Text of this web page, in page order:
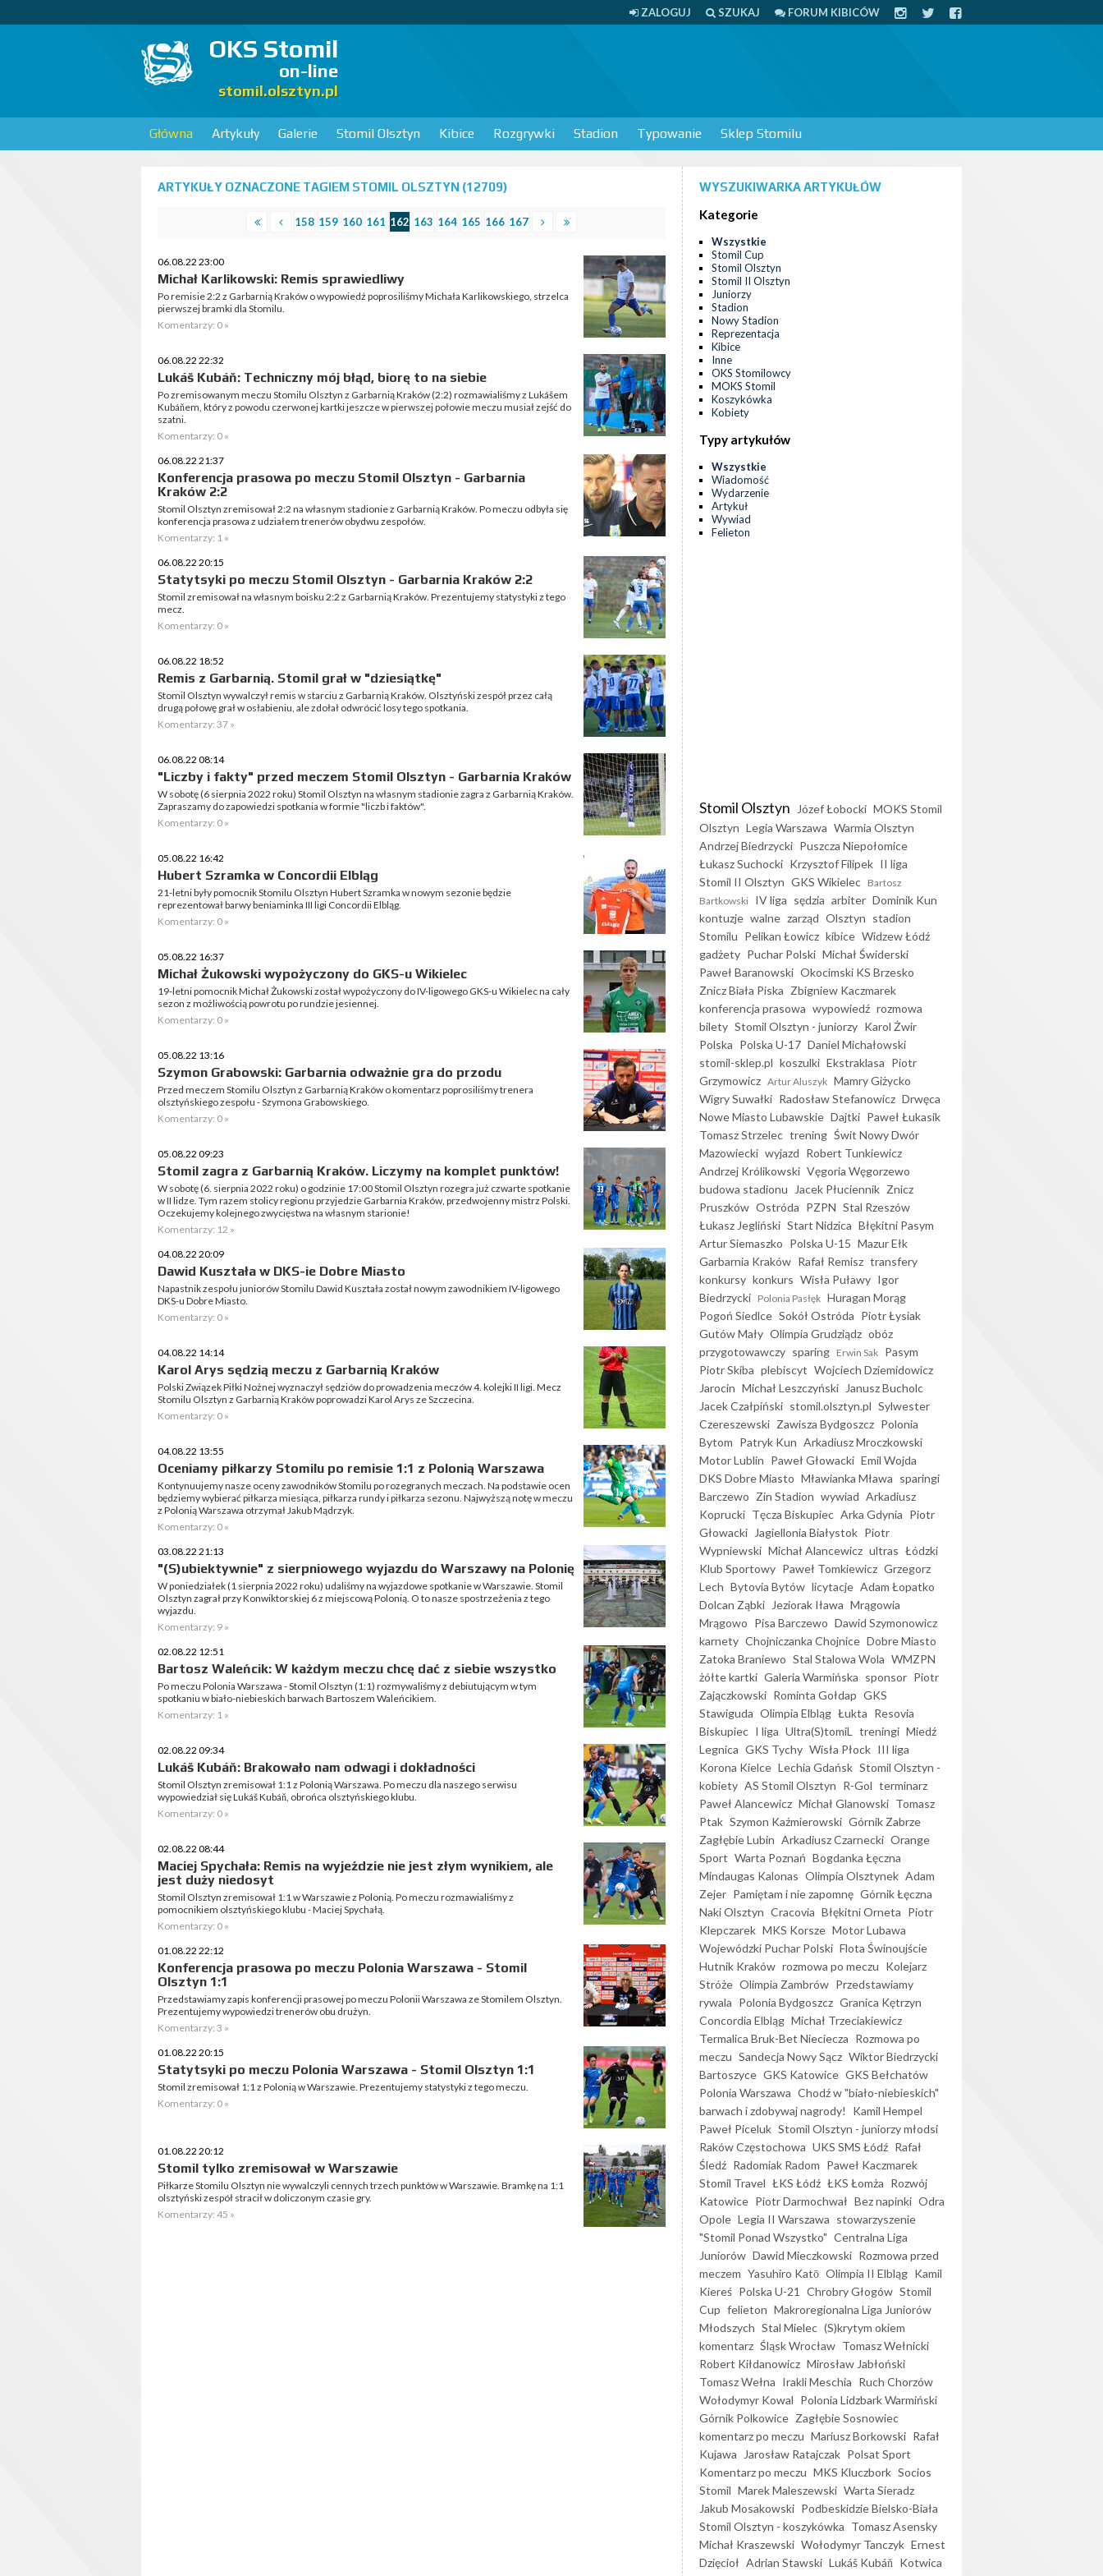
ZALOGUJ SZUKAJ FORUM KIBICÓW
OKS Stomil
on-line
stomil.olsztyn.pl
Główna Artykuły Galerie Stomil Olsztyn Kibice Rozgrywki Stadion Typowanie Sklep Stomilu
ARTYKUŁY OZNACZONE TAGIEM STOMIL OLSZTYN (12709)
158 159 160 161 162 163 164 165 166 167
06.08.22 23:00
Michał Karlikowski: Remis sprawiedliwy
Po remisie 2:2 z Garbarnią Kraków o wypowiedź poprosiliśmy Michała Karlikowskiego, strzelca
pierwszej bramki dla Stomilu.
Komentarzy: 0 »
06.08.22 22:32
Lukáš Kubáň: Techniczny mój błąd, biorę to na siebie
Po zremisowanym meczu Stomilu Olsztyn z Garbarnią Kraków (2:2) rozmawialiśmy z Lukášem
Kubáňem, który z powodu czerwonej kartki jeszcze w pierwszej połowie meczu musiał zejść do
szatni.
Komentarzy: 0 »
06.08.22 21:37
Konferencja prasowa po meczu Stomil Olsztyn - Garbarnia
Kraków 2:2
Stomil Olsztyn zremisował 2:2 na własnym stadionie z Garbarnią Kraków. Po meczu odbyła się
konferencja prasowa z udziałem trenerów obydwu zespołów.
Komentarzy: 1 »
06.08.22 20:15
Statytsyki po meczu Stomil Olsztyn - Garbarnia Kraków 2:2
Stomil zremisował na własnym boisku 2:2 z Garbarnią Kraków. Prezentujemy statystyki z tego
mecz.
Komentarzy: 0 »
06.08.22 18:52
Remis z Garbarnią. Stomil grał w "dziesiątkę"
Stomil Olsztyn wywalczył remis w starciu z Garbarnią Kraków. Olsztyński zespół przez całą
drugą połowę grał w osłabieniu, ale zdołał odwrócić losy tego spotkania.
Komentarzy: 37 »
06.08.22 08:14
"Liczby i fakty" przed meczem Stomil Olsztyn - Garbarnia Kraków
W sobotę (6 sierpnia 2022 roku) Stomil Olsztyn na własnym stadionie zagra z Garbarnią Kraków.
Zapraszamy do zapowiedzi spotkania w formie "liczb i faktów".
Komentarzy: 0 »
05.08.22 16:42
Hubert Szramka w Concordii Elbląg
21-letni były pomocnik Stomilu Olsztyn Hubert Szramka w nowym sezonie będzie
reprezentował barwy beniaminka III ligi Concordii Elbląg.
Komentarzy: 0 »
05.08.22 16:37
Michał Żukowski wypożyczony do GKS-u Wikielec
19-letni pomocnik Michał Żukowski został wypożyczony do IV-ligowego GKS-u Wikielec na cały
sezon z możliwością powrotu po rundzie jesiennej.
Komentarzy: 0 »
05.08.22 13:16
Szymon Grabowski: Garbarnia odważnie gra do przodu
Przed meczem Stomilu Olsztyn z Garbarnią Kraków o komentarz poprosiliśmy trenera
olsztyńskiego zespołu - Szymona Grabowskiego.
Komentarzy: 0 »
05.08.22 09:23
Stomil zagra z Garbarnią Kraków. Liczymy na komplet punktów!
W sobotę (6. sierpnia 2022 roku) o godzinie 17:00 Stomil Olsztyn rozegra już czwarte spotkanie
w II lidze. Tym razem stolicy regionu przyjedzie Garbarnia Kraków, przedwojenny mistrz Polski.
Oczekujemy kolejnego zwycięstwa na własnym starionie!
Komentarzy: 12 »
04.08.22 20:09
Dawid Kuształa w DKS-ie Dobre Miasto
Napastnik zespołu juniorów Stomilu Dawid Kuształa został nowym zawodnikiem IV-ligowego
DKS-u Dobre Miasto.
Komentarzy: 0 »
04.08.22 14:14
Karol Arys sędzią meczu z Garbarnią Kraków
Polski Związek Piłki Nożnej wyznaczył sędziów do prowadzenia meczów 4. kolejki II ligi. Mecz
Stomilu Olsztyn z Garbarnią Kraków poprowadzi Karol Arys ze Szczecina.
Komentarzy: 0 »
04.08.22 13:55
Oceniamy piłkarzy Stomilu po remisie 1:1 z Polonią Warszawa
Kontynuujemy nasze oceny zawodników Stomilu po rozegranych meczach. Na podstawie ocen
będziemy wybierać piłkarza miesiąca, piłkarza rundy i piłkarza sezonu. Najwyższą notę w meczu
z Polonią Warszawa otrzymał Jakub Mądrzyk.
Komentarzy: 0 »
03.08.22 21:13
"(S)ubiektywnie" z sierpniowego wyjazdu do Warszawy na Polonię
W poniedziałek (1 sierpnia 2022 roku) udaliśmy na wyjazdowe spotkanie w Warszawie. Stomil
Olsztyn zagrał przy Konwiktorskiej 6 z miejscową Polonią. O to nasze spostrzeżenia z tego
wyjazdu.
Komentarzy: 9 »
02.08.22 12:51
Bartosz Waleńcik: W każdym meczu chcę dać z siebie wszystko
Po meczu Polonia Warszawa - Stomil Olsztyn (1:1) rozmywaliśmy z debiutującym w tym
spotkaniu w biało-niebieskich barwach Bartoszem Waleńcikiem.
Komentarzy: 1 »
02.08.22 09:34
Lukáš Kubáň: Brakowało nam odwagi i dokładności
Stomil Olsztyn zremisował 1:1 z Polonią Warszawa. Po meczu dla naszego serwisu
wypowiedział się Lukáš Kubáň, obrońca olsztyńskiego klubu.
Komentarzy: 0 »
02.08.22 08:44
Maciej Spychała: Remis na wyjeździe nie jest złym wynikiem, ale
jest duży niedosyt
Stomil Olsztyn zremisował 1:1 w Warszawie z Polonią. Po meczu rozmawialiśmy z
pomocnikiem olsztyńskiego klubu - Maciej Spychałą.
Komentarzy: 0 »
01.08.22 22:12
Konferencja prasowa po meczu Polonia Warszawa - Stomil
Olsztyn 1:1
Przedstawiamy zapis konferencji prasowej po meczu Polonii Warszawa ze Stomilem Olsztyn.
Prezentujemy wypowiedzi trenerów obu drużyn.
Komentarzy: 3 »
01.08.22 20:15
Statytsyki po meczu Polonia Warszawa - Stomil Olsztyn 1:1
Stomil zremisował 1:1 z Polonią w Warszawie. Prezentujemy statystyki z tego meczu.
Komentarzy: 0 »
01.08.22 20:12
Stomil tylko zremisował w Warszawie
Piłkarze Stomilu Olsztyn nie wywalczyli cennych trzech punktów w Warszawie. Bramkę na 1:1
olsztyński zespół stracił w doliczonym czasie gry.
Komentarzy: 45 »
WYSZUKIWARKA ARTYKUŁÓW
Kategorie
Wszystkie
Stomil Cup
Stomil Olsztyn
Stomil II Olsztyn
Juniorzy
Stadion
Nowy Stadion
Reprezentacja
Kibice
Inne
OKS Stomilowcy
MOKS Stomil
Koszykówka
Kobiety
Typy artykułów
Wszystkie
Wiadomość
Wydarzenie
Artykuł
Wywiad
Felieton
Stomil Olsztyn Józef Łobocki MOKS Stomil
Olsztyn Legia Warszawa Warmia Olsztyn
Andrzej Biedrzycki Puszcza Niepołomice
Łukasz Suchocki Krzysztof Filipek II liga
Stomil II Olsztyn GKS Wikielec Bartosz
Bartkowski IV liga sędzia arbiter Dominik Kun
kontuzje walne zarząd Olsztyn stadion
Stomilu Pelikan Łowicz kibice Widzew Łódź
gadżety Puchar Polski Michał Świderski
Paweł Baranowski Okocimski KS Brzesko
Znicz Biała Piska Zbigniew Kaczmarek
konferencja prasowa wypowiedź rozmowa
bilety Stomil Olsztyn - juniorzy Karol Żwir
Polska Polska U-17 Daniel Michałowski
stomil-sklep.pl koszulki Ekstraklasa Piotr
Grzymowicz Artur Aluszyk Mamry Giżycko
Wigry Suwałki Radosław Stefanowicz Drwęca
Nowe Miasto Lubawskie Dajtki Paweł Łukasik
Tomasz Strzelec trening Świt Nowy Dwór
Mazowiecki wyjazd Robert Tunkiewicz
Andrzej Królikowski Vęgoria Węgorzewo
budowa stadionu
Jacek Płuciennik Znicz
Pruszków Ostróda PZPN Stal Rzeszów
Łukasz Jegliński Start Nidzica Błękitni Pasym
Artur Siemaszko Polska U-15 Mazur Ełk
Garbarnia Kraków Rafał Remisz transfery
konkursy konkurs Wisła Puławy Igor
Biedrzycki Polonia Pasłęk Huragan Morąg
Pogoń Siedlce Sokół Ostróda Piotr Łysiak
Gutów Mały Olimpia Grudziądz obóz
przygotowawczy sparing Erwin Sak Pasym
Piotr Skiba plebiscyt Wojciech Dziemidowicz
Jarocin Michał Leszczyński
Janusz Bucholc
Jacek Czałpiński stomil.olsztyn.pl Sylwester
Czereszewski Zawisza Bydgoszcz Polonia
Bytom Patryk Kun Arkadiusz Mroczkowski
Motor Lublin Paweł Głowacki Emil Wojda
DKS Dobre Miasto Mławianka Mława sparingi
Barczewo Zin Stadion wywiad Arkadiusz
Koprucki Tęcza Biskupiec Arka Gdynia Piotr
Głowacki
Jagiellonia Białystok Piotr
Wypniewski Michał Alancewicz ultras Łódzki
Klub Sportowy Paweł Tomkiewicz Grzegorz
Lech Bytovia Bytów licytacje Adam Łopatko
Dolcan Ząbki
Jeziorak Iława Mrągowia
Mrągowo Pisa Barczewo Dawid Szymonowicz
karnety Chojniczanka Chojnice Dobre Miasto
Zatoka Braniewo Stal Stalowa Wola WMZPN
żółte kartki Galeria Warmińska sponsor Piotr
Zajączkowski Rominta Gołdap GKS
Stawiguda Olimpia Elbląg Łukta Resovia
Biskupiec I liga Ultra(S)tomiL treningi Miedź
Legnica GKS Tychy Wisła Płock III liga
Korona Kielce Lechia Gdańsk Stomil Olsztyn -
kobiety AS Stomil Olsztyn R-Gol terminarz
Paweł Alancewicz Michał Glanowski Tomasz
Ptak Szymon Kaźmierowski Górnik Zabrze
Zagłębie Lubin Arkadiusz Czarnecki Orange
Sport Warta Poznań Bogdanka Łęczna
Mindaugas Kalonas Olimpia Olsztynek Adam
Zejer Pamiętam i nie zapomnę Górnik Łęczna
Naki Olsztyn Cracovia Błękitni Orneta Piotr
Klepczarek MKS Korsze Motor Lubawa
Wojewódzki Puchar Polski Flota Świnoujście
Hutnik Kraków rozmowa po meczu Kolejarz
Stróże Olimpia Zambrów Przedstawiamy
rywala Polonia Bydgoszcz Granica Kętrzyn
Concordia Elbląg Michał Trzeciakiewicz
Termalica Bruk-Bet Nieciecza Rozmowa po
meczu Sandecja Nowy Sącz Wiktor Biedrzycki
Bartoszyce GKS Katowice GKS Bełchatów
Polonia Warszawa Chodź w "biało-niebieskich"
barwach i zdobywaj nagrody!
Kamil Hempel
Paweł Piceluk Stomil Olsztyn - juniorzy młodsi
Raków Częstochowa UKS SMS Łódź Rafał
Śledź Radomiak Radom Paweł Kaczmarek
Stomil Travel ŁKS Łódź ŁKS Łomża Rozwój
Katowice Piotr Darmochwał Bez napinki Odra
Opole Legia II Warszawa stowarzyszenie
"Stomil Ponad Wszystko" Centralna Liga
Juniorów Dawid Mieczkowski Rozmowa przed
meczem Yasuhiro Katō Olimpia II Elbląg Kamil
Kiereś Polska U-21 Chrobry Głogów Stomil
Cup felieton Makroregionalna Liga Juniorów
Młodszych Stal Mielec (S)krytym okiem
komentarz Śląsk Wrocław Tomasz Wełnicki
Robert Kiłdanowicz Mirosław Jabłoński
Tomasz Wełna Irakli Meschia Ruch Chorzów
Wołodymyr Kowal Polonia Lidzbark Warmiński
Górnik Polkowice Zagłębie Sosnowiec
komentarz po meczu Mariusz Borkowski Rafał
Kujawa
Jarosław Ratajczak Polsat Sport
Komentarz po meczu MKS Kluczbork Socios
Stomil Marek Maleszewski Warta Sieradz
Jakub Mosakowski Podbeskidzie Bielsko-Biała
Stomil Olsztyn - koszykówka Tomasz Asensky
Michał Kraszewski Wołodymyr Tanczyk Ernest
Dzięcioł Adrian Stawski Lukáš Kubáň Kotwica